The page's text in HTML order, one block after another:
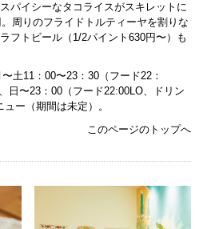
パイシーなタコライスがスキレットに
周りのフライドトルティーヤを割りな
フトビール（1/2パイント630円〜）も
11：00〜23：30（フード22：
日〜23：00（フード22:00LO、ドリン
ー（期間は未定）。
このページのトップへ